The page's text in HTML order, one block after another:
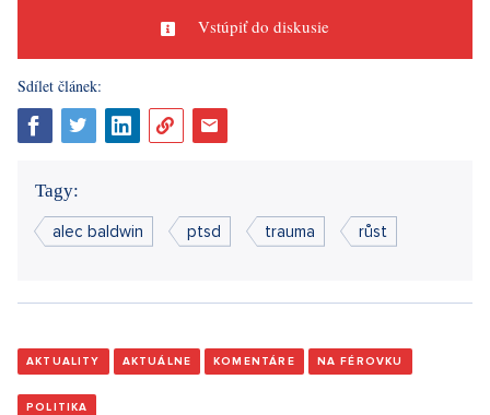
Vstúpiť do diskusie
Sdílet článek:
Tagy:
alec baldwin ptsd trauma růst
AKTUALITY AKTUÁLNE KOMENTÁRE NA FÉROVKU
POLITIKA